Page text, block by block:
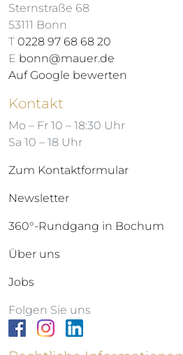
Sternstraße 68
53111 Bonn
T 0228 97 68 68 20
E bonn@mauer.de
Auf Google bewerten
Kontakt
Mo – Fr 10 – 18:30 Uhr
Sa 10 – 18 Uhr
Zum Kontaktformular
Newsletter
360°-Rundgang in Bochum
Über uns
Jobs
Folgen Sie uns